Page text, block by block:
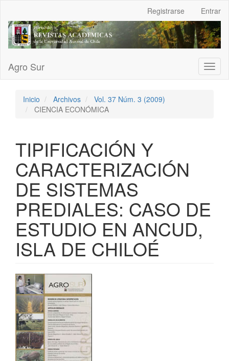
Contenido
principal
Barra
Registrarse Entrar
Agro Sur
Inicio Archivos
Vol. 37 Núm. 3 (2009)
CIENCIA ECONÓMICA
TIPIFICACIÓN Y
CARACTERIZACIÓN
DE SISTEMAS
PREDIALES: CASO DE
ESTUDIO EN ANCUD,
ISLA DE CHILOÉ
Barra
lateral
del
artículo